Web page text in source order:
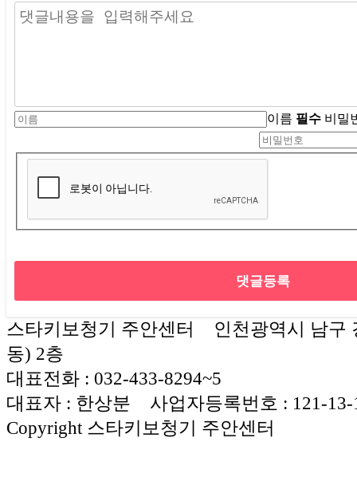
이름 필수 비밀
스타키보청기 주안센터 인천광역시 남구
동) 2층
대표전화 : 032-433-8294~5
대표자 : 한상분 사업자등록번호 : 121-13-
Copyright 스타키보청기 주안센터